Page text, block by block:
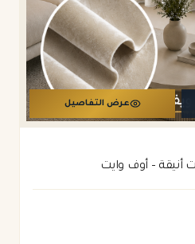
عرض التفاصيل
أنيقة – أوف وايت